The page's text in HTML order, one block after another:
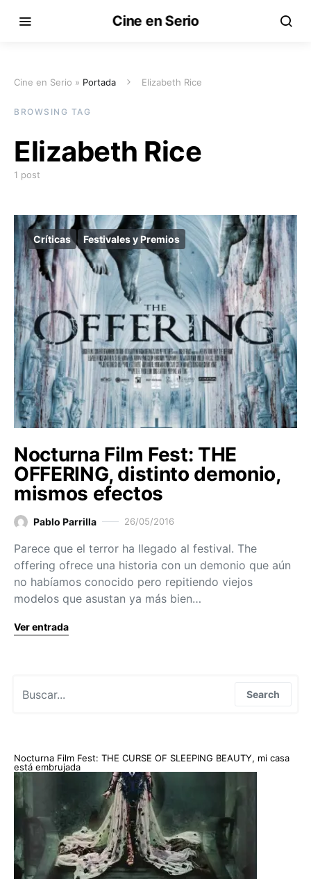
Cine en Serio
Cine en Serio » Portada Elizabeth Rice
BROWSING TAG
Elizabeth Rice
1 post
Críticas Festivales y Premios
Nocturna Film Fest: THE
OFFERING, distinto demonio,
mismos efectos
Pablo Parrilla 26/05/2016
Parece que el terror ha llegado al festival. The
offering ofrece una historia con un demonio que aún
no habíamos conocido pero repitiendo viejos
modelos que asustan ya más bien…
Ver entrada
Search
Nocturna Film Fest: THE CURSE OF SLEEPING BEAUTY, mi casa
está embrujada